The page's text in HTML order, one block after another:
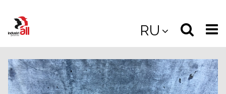
main
RU
Select
the
site